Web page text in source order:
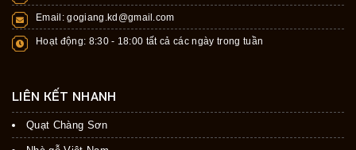
Email:gogiang.kd@gmail.com
Hoạt động: 8:30 - 18:00 tất cả các ngày trong tuần
LIÊN KẾT NHANH
Quạt Chàng Sơn